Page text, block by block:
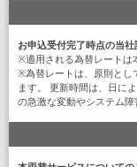
お申込受付完了時点の当社
※適用される為替レートは
※為替レートは、原則とし
ます。 更新時間は、日に
の急激な変動やシステム障